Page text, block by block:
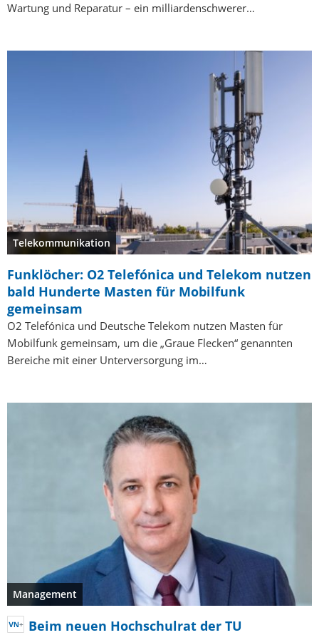
Wartung und Reparatur – ein milliardenschwerer…
Telekommunikation
Funklöcher: O2 Telefónica und Telekom nutzen
bald Hunderte Masten für Mobilfunk
gemeinsam
O2 Telefónica und Deutsche Telekom nutzen Masten für
Mobilfunk gemeinsam, um die „Graue Flecken“ genannten
Bereiche mit einer Unterversorgung im…
Management
Beim neuen Hochschulrat der TU